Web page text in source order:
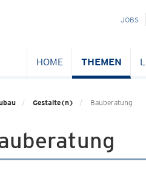
NAVIGATION
JOBS
HOME THEMEN
Gestalte(n) Bauberatung